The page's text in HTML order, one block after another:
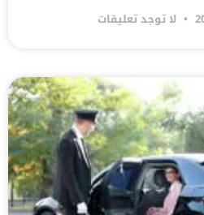
لا توجد تعليقات